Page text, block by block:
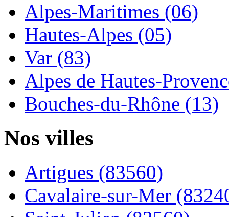
Alpes-Maritimes (06)
Hautes-Alpes (05)
Var (83)
Alpes de Hautes-
Bouches-du-Rhône (13)
Nos villes
Artigues (83560)
Cavalaire-sur-Mer